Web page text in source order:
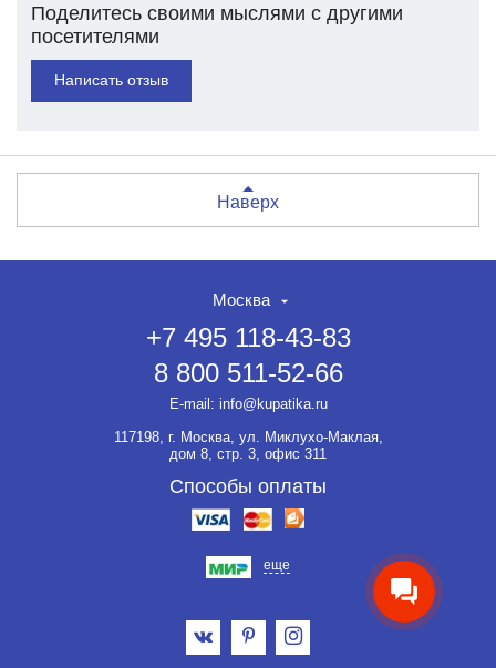
НЕТ СКИДКИ НА ТОВАР?!
ОФОРМЛЯЙТЕ ЗАКАЗ И
ВЫ ПОЛУЧИТЕ ЕЁ ДО 20%
Если товар не участвует ни в
какой акции, оформляйте
заказ и мы предоставим на
него скидку до 20%.
Поделитесь своими мыслями с другими
посетителями
Написать отзыв
Наверх
Москва
+7 495 118-43-83
8 800 511-52-66
E-mail: info@kupatika.ru
117198, г. Москва, ул. Миклухо-Маклая,
дом 8, стр. 3, офис 311
Способы оплаты
еще